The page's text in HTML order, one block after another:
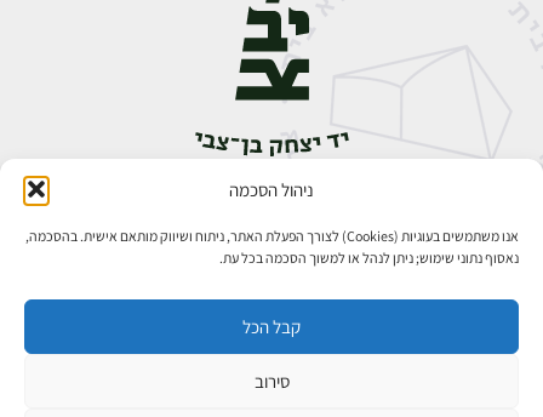
ניהול הסכמה
אנו משתמשים בעוגיות (Cookies) לצורך הפעלת האתר, ניתוח ושיווק מותאם אישית. בהסכמה,
נאסוף נתוני שימוש; ניתן לנהל או למשוך הסכמה בכל עת.
קבל הכל
סירוב
אבן גבירול 14, רחביה, ירושלים